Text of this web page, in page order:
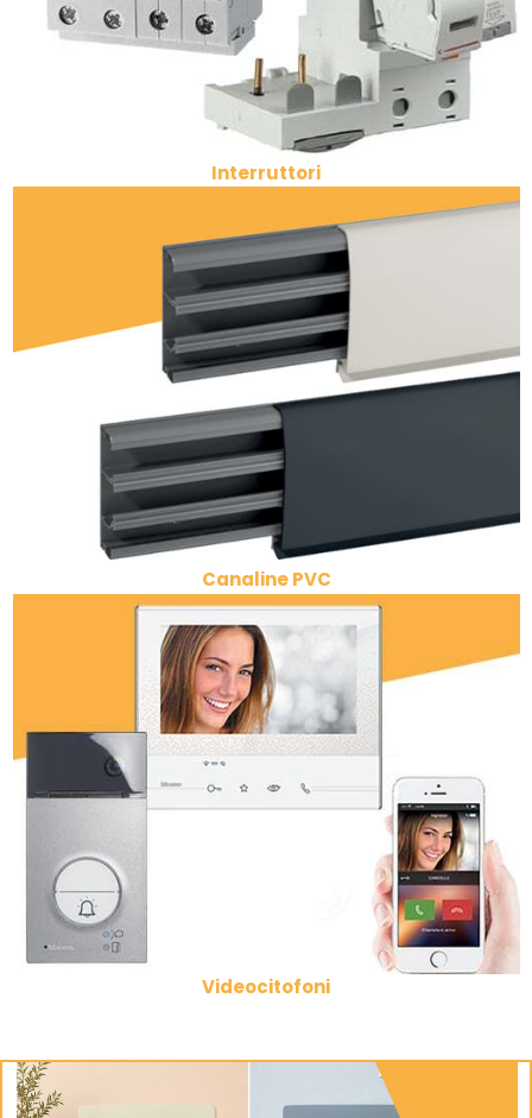
Interruttori
Canaline PVC
Videocitofoni